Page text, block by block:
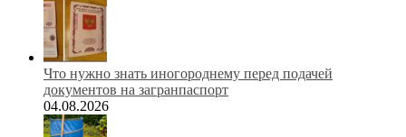
Что нужно знать иногороднему перед подачей
документов на загранпаспорт
04.08.2026